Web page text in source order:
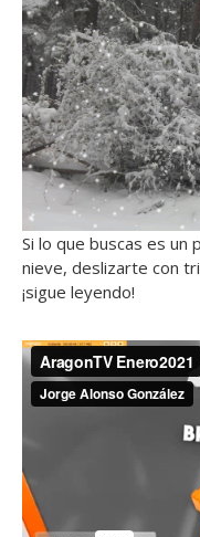
Si lo que buscas es un
nieve, deslizarte con
¡sigue leyendo!